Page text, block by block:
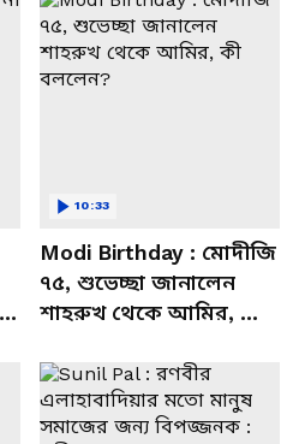
Modi Birthday : মোদীজি
৭৫, শুভেচ্ছা জানালেন
শাহরুখ থেকে আমির, কী
10:33